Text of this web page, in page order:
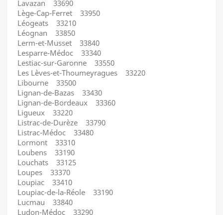
Lavazan 33690
Lège-Cap-Ferret 33950
Léogeats 33210
Léognan 33850
Lerm-et-Musset 33840
Lesparre-Médoc 33340
Lestiac-sur-Garonne 33550
Les Lèves-et-Thoumeyragues 33220
Libourne 33500
Lignan-de-Bazas 33430
Lignan-de-Bordeaux 33360
Ligueux 33220
Listrac-de-Durèze 33790
Listrac-Médoc 33480
Lormont 33310
Loubens 33190
Louchats 33125
Loupes 33370
Loupiac 33410
Loupiac-de-la-Réole 33190
Lucmau 33840
Ludon-Médoc 33290